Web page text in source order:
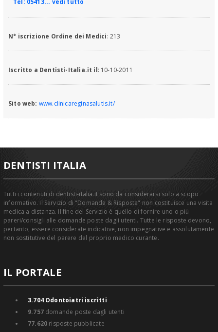
Tel: 05413... vedi tutto
N° iscrizione Ordine dei Medici: 213
Iscritto a Dentisti-Italia.it il: 10-10-2011
Sito web: www.clinicareginasalutis.it/
DENTISTI ITALIA
Tutti i contenuti di dentisti-italia.it sono da considerarsi solo a scopo
informativo. Il Servizio di "Domande & Risposte" non costituisce una visita
medica a distanza. Il fine del Servizio è quello di fornire uno o più
pareri/consigli alle domande poste dagli utenti. Tutte le risposte devono,
pertanto, essere considerate indicative, non impegnative e assolutamente
non sostitutive del parere del proprio medico curante.
IL PORTALE
3.704Odontoiatri iscritti
9.757domande poste dagli utenti
77.620 risposte pubblicate